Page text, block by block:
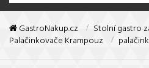
GastroNakup.cz
Stolní gastro
Palačinkovače Krampouz